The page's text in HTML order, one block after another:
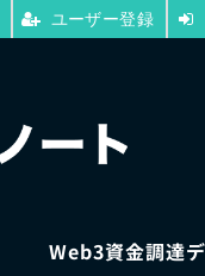
Web3資金調達
ユーザー登録